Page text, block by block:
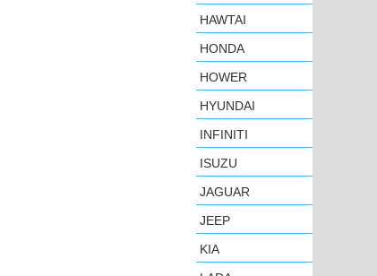
HAWTAI
HONDA
HOWER
HYUNDAI
INFINITI
ISUZU
JAGUAR
JEEP
KIA